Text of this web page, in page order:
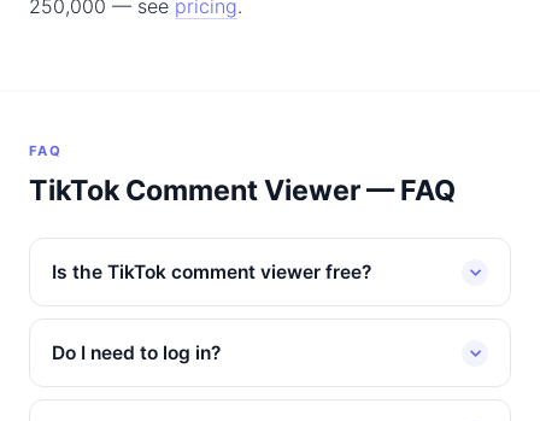
250,000 — see pricing.
FAQ
TikTok Comment Viewer — FAQ
Is the TikTok comment viewer free?
Do I need to log in?